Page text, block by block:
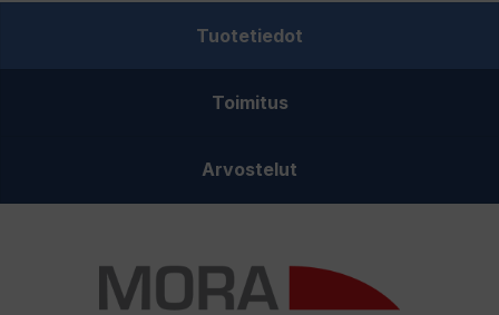
määrä
Tuotetiedot
Toimitus
Arvostelut